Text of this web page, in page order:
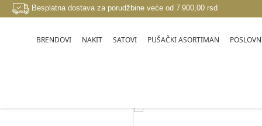
Besplatna dostava za porudžbine veće od 7 900,00 rsd
BRENDOVI NAKIT SATOVI PUŠAČKI ASORTIMAN